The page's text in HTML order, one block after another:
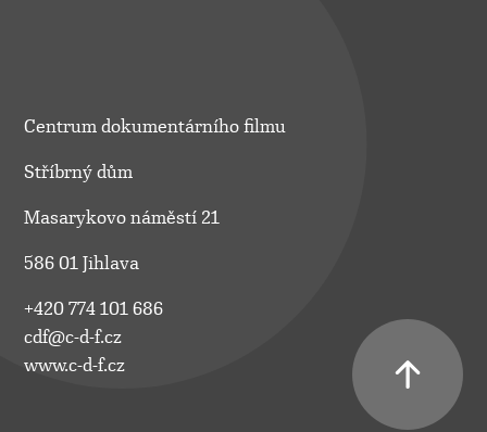
Centrum dokumentárního filmu
Stříbrný dům
Masarykovo náměstí 21
586 01 Jihlava
+420 774 101 686
cdf@c-d-f.cz
www.c-d-f.cz